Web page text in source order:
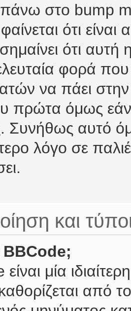
στο bump
ότι
ότι αυτή
φορά που
να πάει
πρώτα όμως εάν
Συνήθως αυτό
λόγο σε
και
BBCode;
μία
από